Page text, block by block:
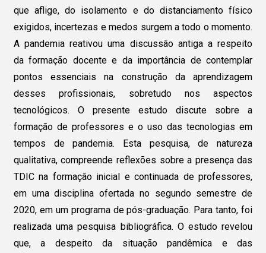
que aflige, do isolamento e do distanciamento físico
exigidos, incertezas e medos surgem a todo o momento.
A pandemia reativou uma discussão antiga a respeito
da formação docente e da importância de contemplar
pontos essenciais na construção da aprendizagem
desses profissionais, sobretudo nos aspectos
tecnológicos. O presente estudo discute sobre a
formação de professores e o uso das tecnologias em
tempos de pandemia. Esta pesquisa, de natureza
qualitativa, compreende reflexões sobre a presença das
TDIC na formação inicial e continuada de professores,
em uma disciplina ofertada no segundo semestre de
2020, em um programa de pós-graduação. Para tanto, foi
realizada uma pesquisa bibliográfica. O estudo revelou
que, a despeito da situação pandêmica e das